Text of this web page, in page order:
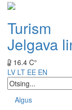
Turism
Jelgava
16.4 C°
LV LT EE EN
Algus